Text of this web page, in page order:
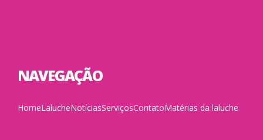
NAVEGAÇÃO
HomeLalucheNotíciasServiçosContatoMatérias da laluche